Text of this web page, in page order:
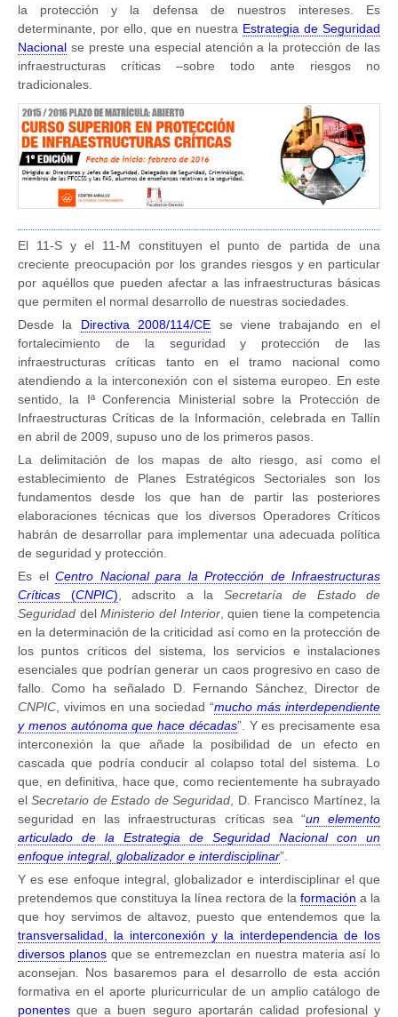
la protección y la defensa de nuestros intereses. Es
determinante, por ello, que en nuestra Estrategia de Seguridad
Nacional se preste una especial atención a la protección de las
infraestructuras críticas –sobre todo ante riesgos no
tradicionales.
El 11-S y el 11-M constituyen el punto de partida de una
creciente preocupación por los grandes riesgos y en particular
por aquéllos que pueden afectar a las infraestructuras básicas
que permiten el normal desarrollo de nuestras sociedades.
Desde la Directiva 2008/114/CE se viene trabajando en el
fortalecimiento de la seguridad y protección de las
infraestructuras críticas tanto en el tramo nacional como
atendiendo a la interconexión con el sistema europeo. En este
sentido, la Iª Conferencia Ministerial sobre la Protección de
Infraestructuras Críticas de la Información, celebrada en Tallín
en abril de 2009, supuso uno de los primeros pasos.
La delimitación de los mapas de alto riesgo, así como el
establecimiento de Planes Estratégicos Sectoriales son los
fundamentos desde los que han de partir las posteriores
elaboraciones técnicas que los diversos Operadores Críticos
habrán de desarrollar para implementar una adecuada política
de seguridad y protección.
Es el Centro Nacional para la Protección de Infraestructuras
Críticas (CNPIC) , adscrito a la Secretaría de Estado de
Seguridad delMinisterio del Interior, quien tiene la competencia
en la determinación de la criticidad así como en la protección de
los puntos críticos del sistema, los servicios e instalaciones
esenciales que podrían generar un caos progresivo en caso de
fallo. Como ha señalado D. Fernando Sánchez, Director de
CNPIC , vivimos en una sociedad “mucho más interdependiente
y menos autónoma que hace décadas”. Y es precisamente esa
interconexión la que añade la posibilidad de un efecto en
cascada que podría conducir al colapso total del sistema. Lo
que, en definitiva, hace que, como recientemente ha subrayado
elSecretario de Estado de Seguridad , D. Francisco Martínez, la
seguridad en las infraestructuras críticas sea “un elemento
articulado de la Estrategia de Seguridad Nacional con un
enfoque integral, globalizador e interdisciplinar”.
Y es ese enfoque integral, globalizador e interdisciplinar el que
pretendemos que constituya la línea rectora de la formación a la
que hoy servimos de altavoz, puesto que entendemos que la
transversalidad, la interconexión y la interdependencia de los
diversos planos que se entremezclan en nuestra materia así lo
aconsejan. Nos basaremos para el desarrollo de esta acción
formativa en el aporte pluricurricular de un amplio catálogo de
ponentes que a buen seguro aportarán calidad profesional y